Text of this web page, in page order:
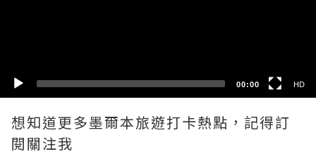
00:00 HD
想知道更多墨爾本旅遊打卡熱點，記得訂
閱關注我